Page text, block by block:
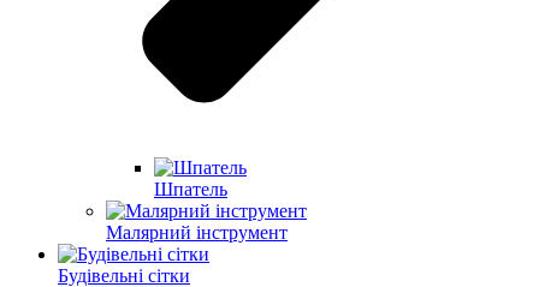
Шпатель
Малярний інструмент
Будівельні сітки